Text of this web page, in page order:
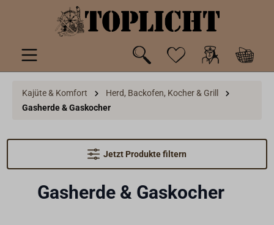
springen
Kajüte & Komfort
Herd, Backofen, Kocher & Grill
Gasherde & Gaskocher
Jetzt Produkte filtern
Gasherde & Gaskocher